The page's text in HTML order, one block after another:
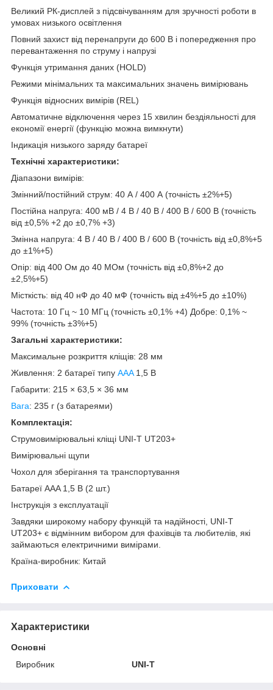
Великий РК-дисплей з підсвічуванням для зручності роботи в
умовах низького освітлення
Повний захист від перенапруги до 600 В і попередження про
перевантаження по струму і напрузі
Функція утримання даних (HOLD)
Режими мінімальних та максимальних значень вимірювань
Функція відносних вимірів (REL)
Автоматичне відключення через 15 хвилин бездіяльності для
економії енергії (функцію можна вимкнути)
Індикація низького заряду батареї
Технічні характеристики:
Діапазони вимірів:
Змінний/постійний струм: 40 А / 400 А (точність ±2%+5)
Постійна напруга: 400 мВ / 4 В / 40 В / 400 В / 600 В (точність
від ±0,5% +2 до ±0,7% +3)
Змінна напруга: 4 В / 40 В / 400 В / 600 В (точність від ±0,8%+5
до ±1%+5)
Опір: від 400 Ом до 40 МОм (точність від ±0,8%+2 до
±2,5%+5)
Місткість: від 40 нФ до 40 мФ (точність від ±4%+5 до ±10%)
Частота: 10 Гц ~ 10 МГц (точність ±0,1% +4) Добре: 0,1% ~
99% (точність ±3%+5)
Загальні характеристики:
Максимальне розкриття кліщів: 28 мм
Живлення: 2 батареї типу AAA1,5 В
Габарити: 215 × 63,5 × 36 мм
Вага: 235 г (з батареями)
Комплектація:
Струмовимірювальні кліщі UNI-T UT203+
Вимірювальні щупи
Чохол для зберігання та транспортування
Батареї AAA 1,5 В (2 шт.)
Інструкція з експлуатації
Завдяки широкому набору функцій та надійності, UNI-T
UT203+ є відмінним вибором для фахівців та любителів, які
займаються електричними вимірами.
Країна-виробник: Китай
Приховати
Характеристики
Основні
Виробник
UNI-T